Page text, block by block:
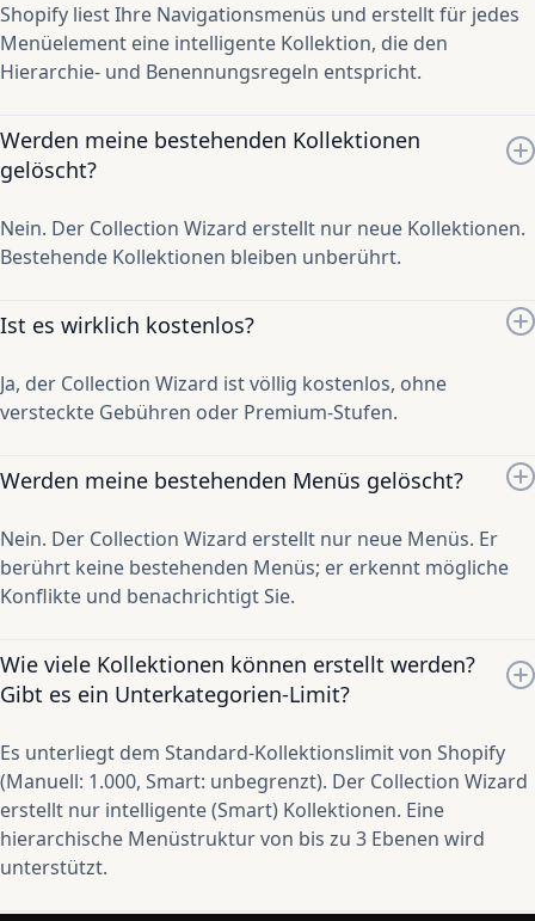
Shopify liest Ihre Navigationsmenüs und erstellt für jedes
Menüelement eine intelligente Kollektion, die den
Hierarchie- und Benennungsregeln entspricht.
Werden meine bestehenden Kollektionen
gelöscht?
Nein. Der Collection Wizard erstellt nur neue Kollektionen.
Bestehende Kollektionen bleiben unberührt.
Ist es wirklich kostenlos?
Ja, der Collection Wizard ist völlig kostenlos, ohne
versteckte Gebühren oder Premium-Stufen.
Werden meine bestehenden Menüs gelöscht?
Nein. Der Collection Wizard erstellt nur neue Menüs. Er
berührt keine bestehenden Menüs; er erkennt mögliche
Konflikte und benachrichtigt Sie.
Wie viele Kollektionen können erstellt werden?
Gibt es ein Unterkategorien-Limit?
Es unterliegt dem Standard-Kollektionslimit von Shopify
(Manuell: 1.000, Smart: unbegrenzt). Der Collection Wizard
erstellt nur intelligente (Smart) Kollektionen. Eine
hierarchische Menüstruktur von bis zu 3 Ebenen wird
unterstützt.